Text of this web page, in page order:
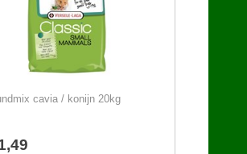
cavia / konijn 20kg
,49